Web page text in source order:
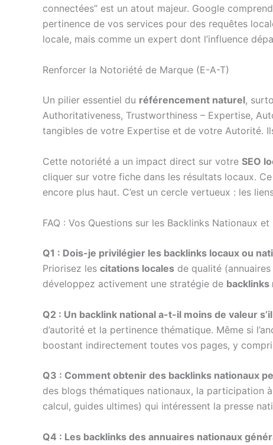
connectées” est un atout majeur. Google
pertinence de vos services pour des requêtes
locale, mais comme un expert dont l’influence
Renforcer la Notoriété de Marque (E-A-T)
Un pilier essentiel du référencement naturel,
Authoritativeness, Trustworthiness – Expertise,
tangibles de votre Expertise et de votre Autorité.
Cette notoriété a un impact direct sur votre SEO
cliquer sur votre fiche dans les résultats locaux.
encore plus haut. C’est un cercle vertueux : les
FAQ : Vos Questions sur les Backlinks Nationaux et
Q1 : Dois-je privilégier les backlinks locaux ou
Priorisez les citations locales de qualité
développez activement une stratégie de backlinks
Q2 : Un backlink national a-t-il moins de valeur
d’autorité et la pertinence thématique. Même si
boostant indirectement toutes vos pages, y
Q3 : Comment obtenir des backlinks nationaux
des blogs thématiques nationaux, la participation
calcul, guides ultimes) qui intéressent la presse
Q4 : Les backlinks des annuaires nationaux